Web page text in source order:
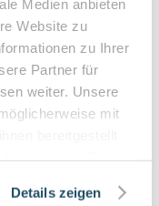
Medien anbieten
Website zu
zu Ihrer
Partner für
weiter. Unsere
mit
Details zeigen